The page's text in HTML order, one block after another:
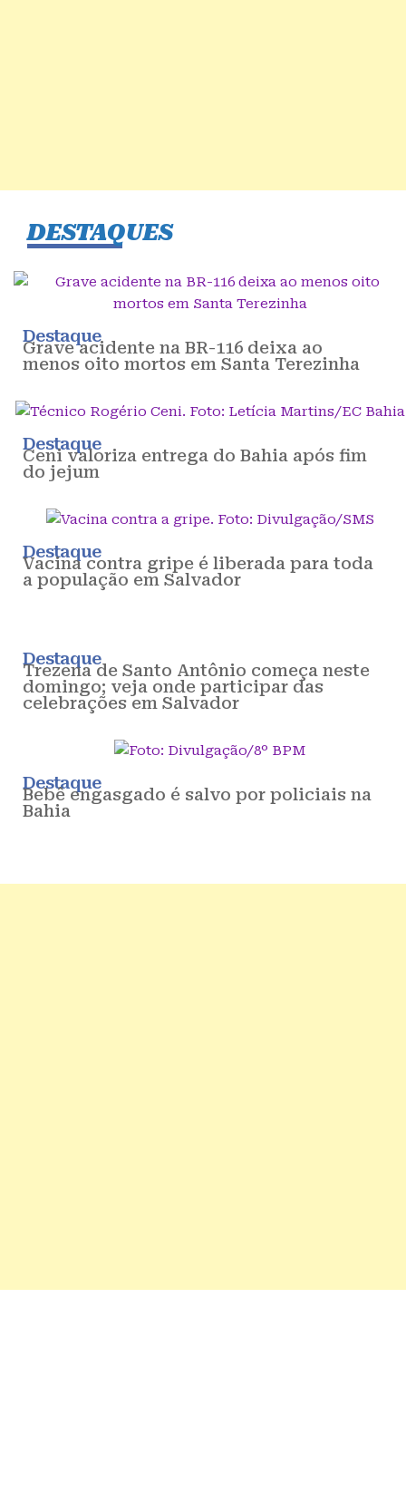
DESTAQUES
Destaque
Grave acidente na BR-116 deixa ao
menos oito mortos em Santa Terezinha
Destaque
Ceni valoriza entrega do Bahia após fim
do jejum
Destaque
Vacina contra gripe é liberada para toda
a população em Salvador
Destaque
Trezena de Santo Antônio começa neste
domingo; veja onde participar das
celebrações em Salvador
Destaque
Bebê engasgado é salvo por policiais na
Bahia